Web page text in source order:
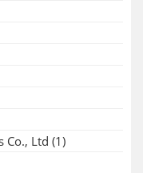
Co., Ltd (1)